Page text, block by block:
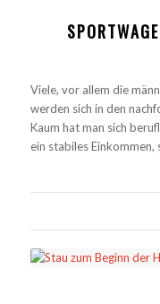
Viele, vor allem die
werden sich in den
Kaum hat man sich
ein stabiles